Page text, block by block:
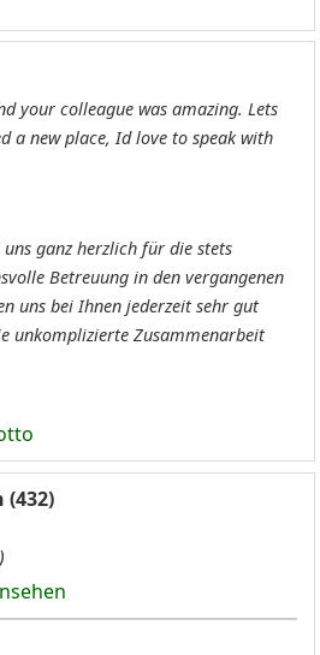
your colleague was amazing. Lets
a new place, Id love to speak with
ganz herzlich für die stets
Betreuung in den vergangenen
uns bei Ihnen jederzeit sehr gut
unkomplizierte Zusammenarbeit